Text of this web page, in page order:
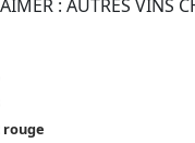
: AUTRES VINS
rouge